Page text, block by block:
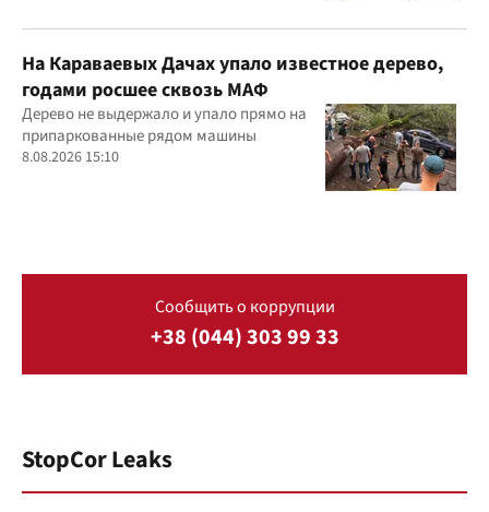
На Караваевых Дачах упало известное дерево,
годами росшее сквозь МАФ
Дерево не выдержало и упало прямо на
припаркованные рядом машины
8.08.2026 15:10
Сообщить о коррупции
+38 (044) 303 99 33
StopCor Leaks